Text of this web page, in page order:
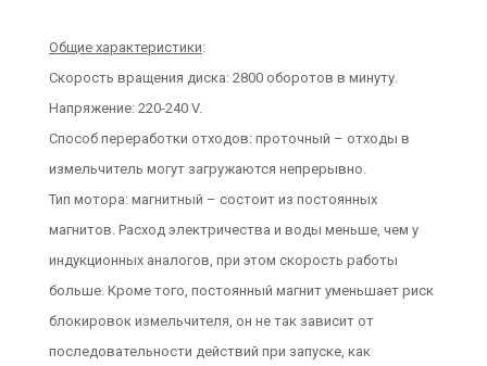
Общие характеристики:
Скорость вращения диска: 2800 оборотов в минуту.
Напряжение: 220-240 V.
Способ переработки отходов: проточный – отходы в
измельчитель могут загружаются непрерывно.
Тип мотора: магнитный – состоит из постоянных
магнитов. Расход электричества и воды меньше, чем у
индукционных аналогов, при этом скорость работы
больше. Кроме того, постоянный магнит уменьшает риск
блокировок измельчителя, он не так зависит от
последовательности действий при запуске, как